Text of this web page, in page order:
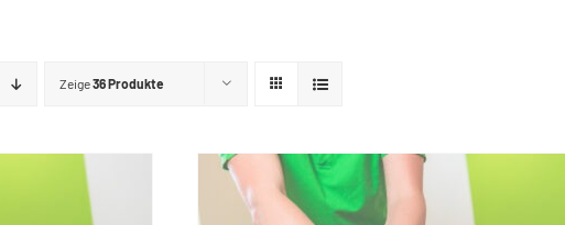
Zeige36 Produkte